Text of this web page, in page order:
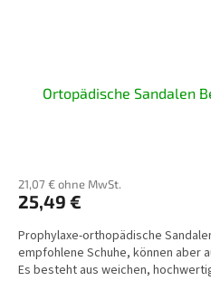
Ortopädische Sandalen
21,07 € ohne MwSt.
25,49 €
Prophylaxe-orthopädische
empfohlene Schuhe, können aber
Es besteht aus weichen,